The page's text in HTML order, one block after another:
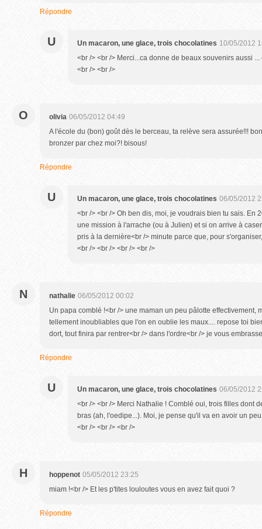
Répondre
U Un macaron, une glace, trois chocolatines 10/05/2012
<br /> <br /> Merci...ca donne de beaux souvenirs aussi
<br /> <br />
O olivia 06/05/2012 04:49
A l'école du (bon) goût dès le berceau, ta relève sera assurée!!!
bronzer par chez moi?! bisous!
Répondre
U Un macaron, une glace, trois chocolatines 06/05/2012
<br /> <br /> Oh ben dis, moi, je voudrais bien tu sais. En
une mission à l'arrache (ou à Julien) et si on arrive à
pris à la dernière<br /> minute parce que, pour
<br /> <br /> <br /> <br />
N nathalie 06/05/2012 00:02
Un papa comblé !<br /> une maman un peu pâlotte effectivement,
tellement inoubliables que l'on en oublie les maux.... repose toi
dort, tout finira par rentrer<br /> dans l'ordre<br /> je vous embrasse
Répondre
U Un macaron, une glace, trois chocolatines 06/05/2012
<br /> <br /> Merci Nathalie ! Comblé oui, trois filles dont
bras (ah, l'oedipe...). Moi, je pense qu'il va en avoir un
<br /> <br /> <br />
H hoppenot 05/05/2012 23:25
miam !<br /> Et les p'tites louloutes vous en avez fait quoi ?
Répondre